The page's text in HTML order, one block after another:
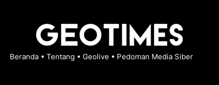
Beranda • Tentang • Geolive • Pedoman Media Siber